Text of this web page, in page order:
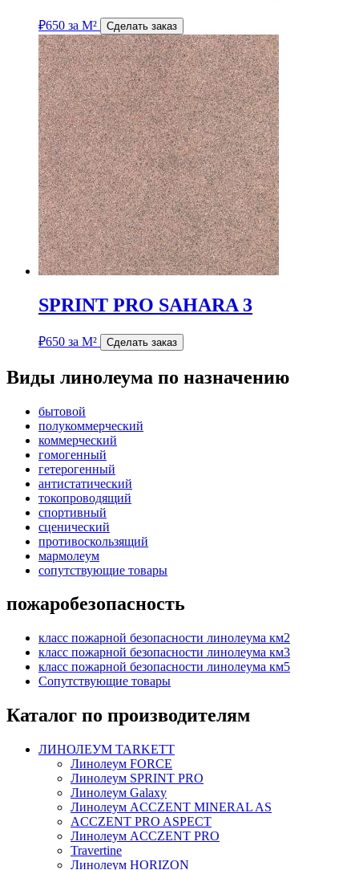
₽650 за М² Сделать заказ
SPRINT PRO SAHARA 3
₽650 за М² Сделать заказ
Виды линолеума по назначению
бытовой
полукоммерческий
коммерческий
гомогенный
гетерогенный
антистатический
токопроводящий
спортивный
сценический
противоскользящий
мармолеум
сопутствующие товары
пожаробезопасность
класс пожарной безопасности линолеума км2
класс пожарной безопасности линолеума км3
класс пожарной безопасности линолеума км5
Сопутствующие товары
Каталог по производителям
ЛИНОЛЕУМ TARKETT
Линолеум FORCE
Линолеум SPRINT PRO
Линолеум Galaxy
Линолеум ACCZENT MINERAL AS
ACCZENT PRO ASPECT
Линолеум ACCZENT PRO
Travertine
Линолеум HORIZON